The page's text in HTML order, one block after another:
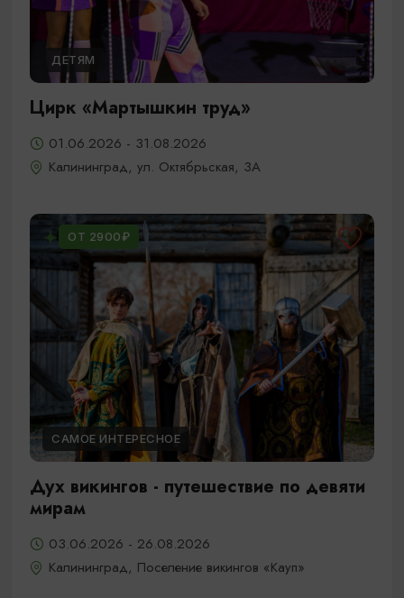
ДЕТЯМ
Цирк «Мартышкин труд»
01.06.2026 - 31.08.2026
Калининград, ул. Октябрьская, 3А
ОТ 2900₽
САМОЕ ИНТЕРЕСНОЕ
Дух викингов - путешествие по девяти
мирам
03.06.2026 - 26.08.2026
Калининград, Поселение викингов «Кауп»